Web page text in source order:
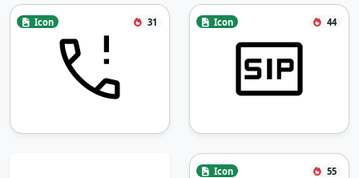
Icon 31 Icon 44
Icon 55